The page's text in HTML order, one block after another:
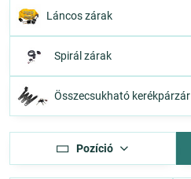
Láncos zárak
Spirál zárak
Összecsukható kerékpárzár
Pozíció